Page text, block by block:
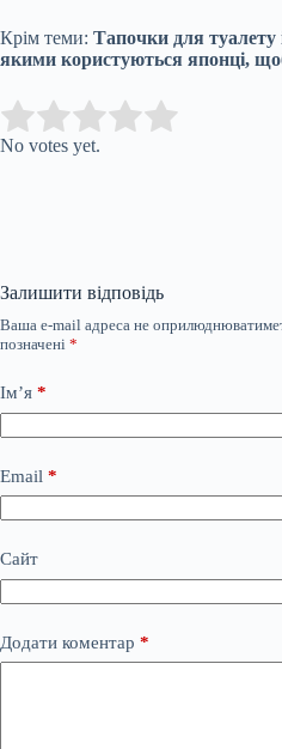
Крім теми: Тапочки для
якими користуються японці,
Rate this item:
No votes yet.
Залишити відповідь
Ваша e-mail адреса не
позначені *
Ім’я *
Email *
Сайт
Додати коментар *